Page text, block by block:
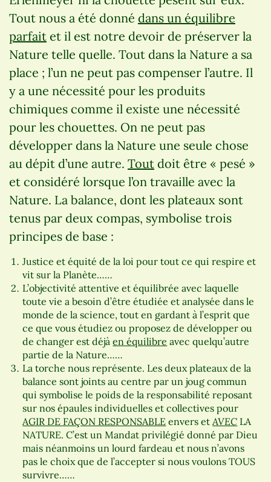
Tout nous a été donné dans un équilibre
parfait et il est notre devoir de préserver la
Nature telle quelle. Tout dans la Nature a sa
place ; l’un ne peut pas compenser l’autre. Il
y a une nécessité pour les produits
chimiques comme il existe une nécessité
pour les chouettes. On ne peut pas
développer dans la Nature une seule chose
au dépit d’une autre. Tout doit être « pesé »
et considéré lorsque l’on travaille avec la
Nature. La balance, dont les plateaux sont
tenus par deux compas, symbolise trois
principes de base :
Justice et équité de la loi pour tout ce qui respire et
vit sur la Planète……
L’objectivité attentive et équilibrée avec laquelle
toute vie a besoin d’être étudiée et analysée dans le
monde de la science, tout en gardant à l’esprit que
ce que vous étudiez ou proposez de développer ou
de changer est déjàen équilibre avec quelqu’autre
partie de la Nature……
La torche nous représente. Les deux plateaux de la
balance sont joints au centre par un joug commun
qui symbolise le poids de la responsabilité reposant
sur nos épaules individuelles et collectives pour
AGIR DE FAÇON RESPONSABLE envers etAVEC LA
NATURE. C’est un Mandat privilégié donné par Dieu
mais néanmoins un lourd fardeau et nous n’avons
pas le choix que de l’accepter si nous voulons TOUS
survivre……